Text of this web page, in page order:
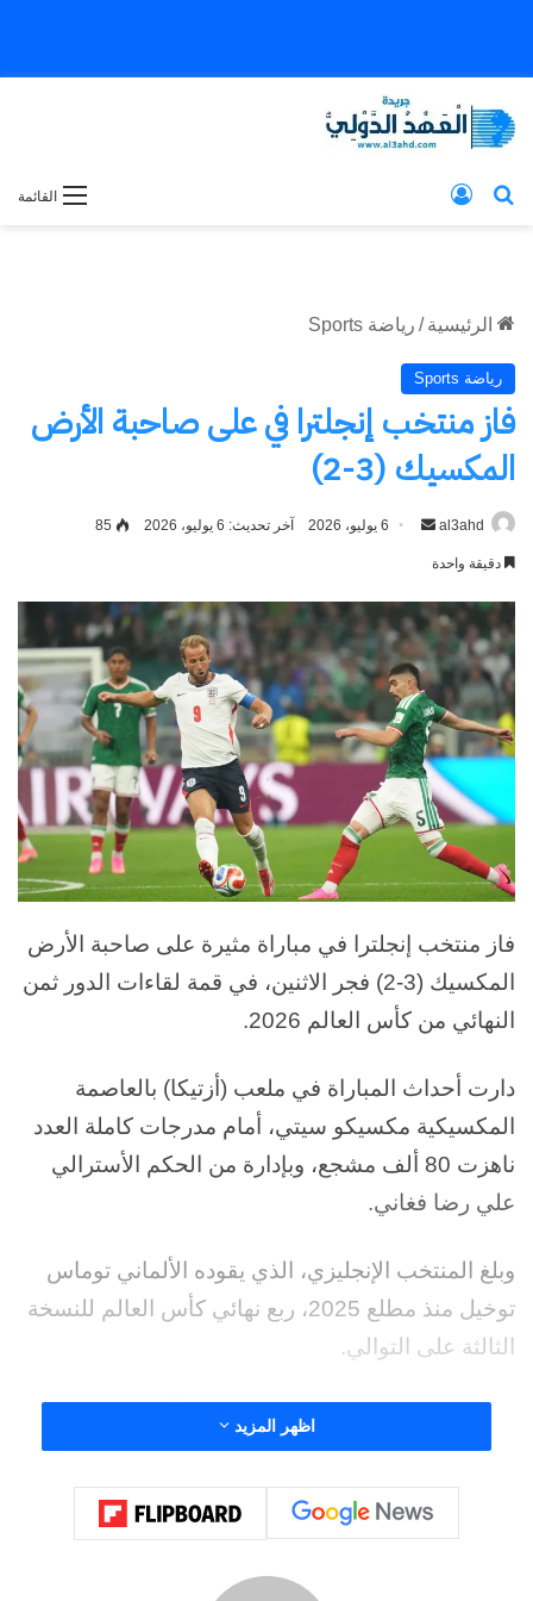
القائمة بحث عن
الرئيسية / رياضة Sports
رياضة Sports
فاز منتخب إنجلترا في على صاحبة الأرض
المكسيك (3-2)
al3ahd
أرسل 6 يوليو، 2026 آخر تحديث: 6 يوليو، 2026 85
دقيقة واحدة
فاز منتخب إنجلترا في مباراة مثيرة على صاحبة الأرض
المكسيك (3-2) فجر الاثنين، في قمة لقاءات الدور ثمن
النهائي من كأس العالم 2026.
دارت أحداث المباراة في ملعب (أزتيكا) بالعاصمة
المكسيكية مكسيكو سيتي، أمام مدرجات كاملة العدد
ناهزت 80 ألف مشجع، وبإدارة من الحكم الأسترالي
علي رضا فغاني.
وبلغ المنتخب الإنجليزي، الذي يقوده الألماني توماس
توخيل منذ مطلع 2025، ربع نهائي كأس العالم للنسخة
الثالثة على التوالي.
إنجلترا تعبر المكسيك إلى ربع نهائي كأس العالم 2026
لاعب الوسط الشاب جود بيلينغهام منح المنتخب
اظهر المزيد